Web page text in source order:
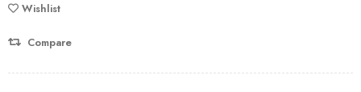
Wishlist
Compare